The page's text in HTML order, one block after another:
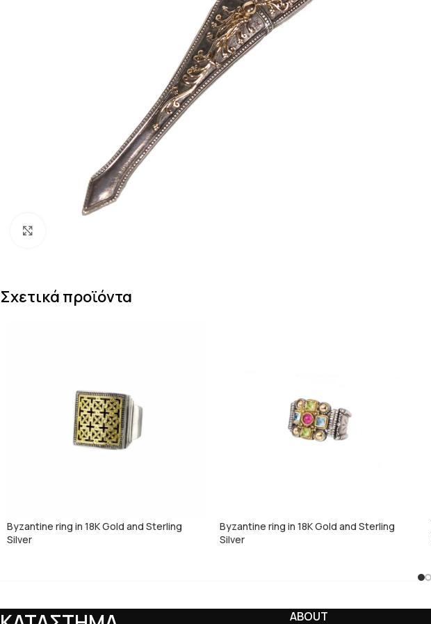
Σχετικά προϊόντα
Byzantine ring in 18K Gold and Sterling
Silver
Byzantine ring in 18K Gold and Sterling
Silver
ABOUT